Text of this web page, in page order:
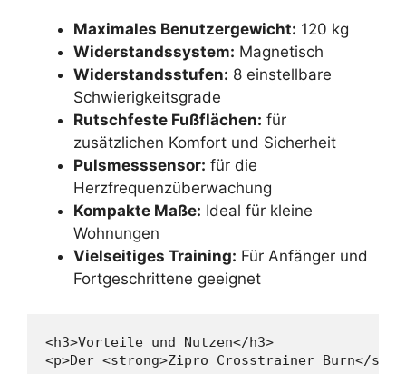
Maximales Benutzergewicht: 120 kg
Widerstandssystem: Magnetisch
Widerstandsstufen: 8 einstellbare
Schwierigkeitsgrade
Rutschfeste Fußflächen: für
zusätzlichen Komfort und Sicherheit
Pulsmesssensor: für die
Herzfrequenzüberwachung
Kompakte Maße: Ideal für kleine
Wohnungen
Vielseitiges Training: Für Anfänger und
Fortgeschrittene geeignet
<h3>Vorteile und Nutzen</h3>
<p>Der <strong>Zipro Crosstrainer Burn</